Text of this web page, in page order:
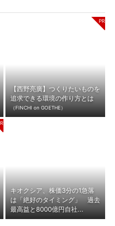
【西野亮廣】つくりたいものを
追求できる環境の作り方とは
（FINCHI on GOETHE）
キオクシア、株価3分の1急落
は「絶好のタイミング」 過去
最高益と8000億円自社...